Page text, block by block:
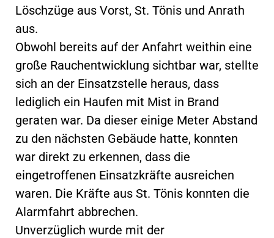
Löschzüge aus Vorst, St. Tönis und Anrath
aus.
Obwohl bereits auf der Anfahrt weithin eine
große Rauchentwicklung sichtbar war, stellte
sich an der Einsatzstelle heraus, dass
lediglich ein Haufen mit Mist in Brand
geraten war. Da dieser einige Meter Abstand
zu den nächsten Gebäude hatte, konnten
war direkt zu erkennen, dass die
eingetroffenen Einsatzkräfte ausreichen
waren. Die Kräfte aus St. Tönis konnten die
Alarmfahrt abbrechen.
Unverzüglich wurde mit der